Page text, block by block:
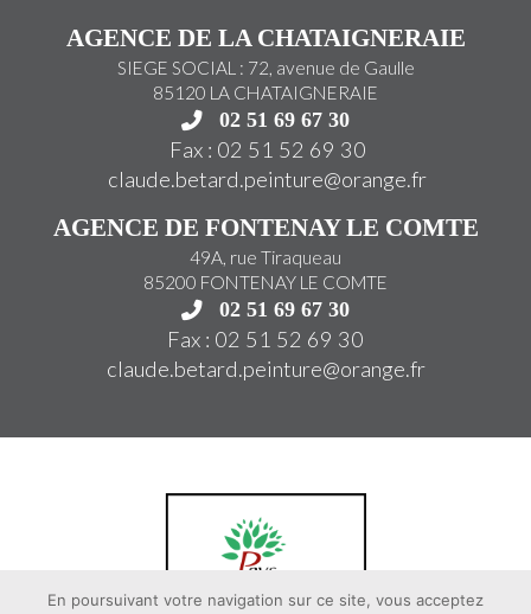
AGENCE DE LA CHATAIGNERAIE
SIEGE SOCIAL : 72, avenue de Gaulle
85120 LA CHATAIGNERAIE
02 51 69 67 30
Fax : 02 51 52 69 30
claude.betard.peinture@orange.fr
AGENCE DE FONTENAY LE COMTE
49A, rue Tiraqueau
85200 FONTENAY LE COMTE
02 51 69 67 30
Fax : 02 51 52 69 30
claude.betard.peinture@orange.fr
En poursuivant votre navigation sur ce site, vous acceptez